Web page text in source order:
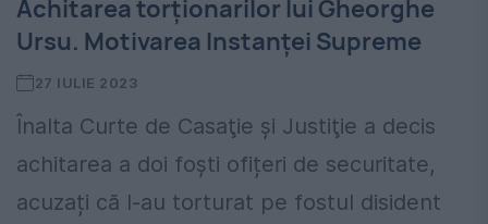
Achitarea torționarilor lui Gheorghe
Ursu. Motivarea Instanței Supreme
27 IULIE 2023
Înalta Curte de Casaţie şi Justiţie a decis
achitarea a doi foști ofițeri de securitate,
acuzați că l-au torturat pe fostul disident